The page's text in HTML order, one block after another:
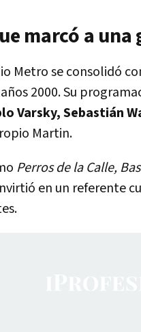
marcó a una
Metro se consolidó
2000. Su
Varsky, Sebastián
Martin.
Perros de la Calle,
en un referente